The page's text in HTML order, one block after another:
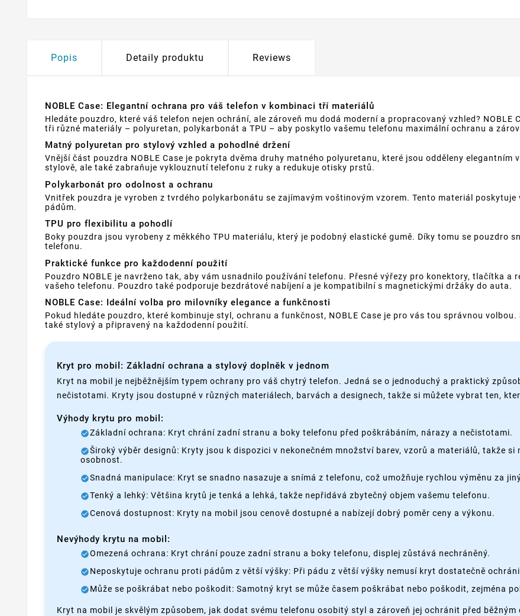
Popis Detaily produktu Reviews
NOBLE Case: Elegantní ochrana pro váš telefon v kombinaci tří materiálů
Hledáte pouzdro, které váš telefon nejen ochrání, ale zároveň mu dodá moderní a propracovaný vzhled?
tři různé materiály – polyuretan, polykarbonát a TPU – aby poskytlo vašemu telefonu maximální ochranu a
Matný polyuretan pro stylový vzhled a pohodlné držení
Vnější část pouzdra NOBLE Case je pokryta dvěma druhy matného polyuretanu, které jsou odděleny elegantním
stylově, ale také zabraňuje vyklouznutí telefonu z ruky a redukuje otisky prstů.
Polykarbonát pro odolnost a ochranu
Vnitřek pouzdra je vyroben z tvrdého polykarbonátu se zajímavým voštinovým vzorem. Tento materiál
pádům.
TPU pro flexibilitu a pohodlí
Boky pouzdra jsou vyrobeny z měkkého TPU materiálu, který je podobný elastické gumě. Díky tomu se pouzdro
telefonu.
Praktické funkce pro každodenní použití
Pouzdro NOBLE je navrženo tak, aby vám usnadnilo používání telefonu. Přesné výřezy pro konektory, tlačítka
vašeho telefonu. Pouzdro také podporuje bezdrátové nabíjení a je kompatibilní s magnetickými držáky do auta.
NOBLE Case: Ideální volba pro milovníky elegance a funkčnosti
Pokud hledáte pouzdro, které kombinuje styl, ochranu a funkčnost, NOBLE Case je pro vás tou správnou
také stylový a připravený na každodenní použití.
Kryt pro mobil: Základní ochrana a stylový doplněk v jednom
Kryt na mobil je nejběžnějším typem ochrany pro váš chytrý telefon. Jedná se o jednoduchý a praktický
nečistotami. Kryty jsou dostupné v různých materiálech, barvách a designech, takže si můžete vybrat ten,
Výhody krytu pro mobil:
Základní ochrana: Kryt chrání zadní stranu a boky telefonu před poškrábáním, nárazy a nečistotami.
Široký výběr designů: Kryty jsou k dispozici v nekonečném množství barev, vzorů a materiálů, takže
osobnost.
Snadná manipulace: Kryt se snadno nasazuje a snímá z telefonu, což umožňuje rychlou výměnu za
Tenký a lehký: Většina krytů je tenká a lehká, takže nepřidává zbytečný objem vašemu telefonu.
Cenová dostupnost: Kryty na mobil jsou cenově dostupné a nabízejí dobrý poměr ceny a výkonu.
Nevýhody krytu na mobil:
Omezená ochrana: Kryt chrání pouze zadní stranu a boky telefonu, displej zůstává nechráněný.
Neposkytuje ochranu proti pádům z větší výšky: Při pádu z větší výšky nemusí kryt dostatečně
Může se poškrábat nebo poškodit: Samotný kryt se může časem poškrábat nebo poškodit, zejména
Kryt na mobil je skvělým způsobem, jak dodat svému telefonu osobitý styl a zároveň jej ochránit před